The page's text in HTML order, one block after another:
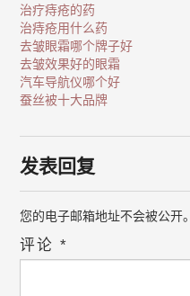
治疗痔疮的药
治痔疮用什么药
去皱眼霜哪个牌子好
去皱效果好的眼霜
汽车导航仪哪个好
蚕丝被十大品牌
发表回复
您的电子邮箱地址不会被公开。
评论*